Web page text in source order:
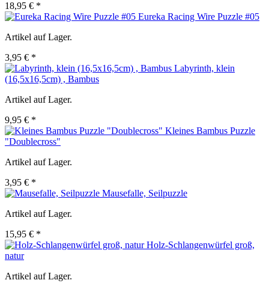
18,95 € *
Eureka Racing Wire Puzzle #05
Artikel auf Lager.
3,95 € *
Labyrinth, klein
(16,5x16,5cm) , Bambus
Artikel auf Lager.
9,95 € *
Kleines Bambus Puzzle
"Doublecross"
Artikel auf Lager.
3,95 € *
Mausefalle, Seilpuzzle
Artikel auf Lager.
15,95 € *
Holz-Schlangenwürfel groß,
natur
Artikel auf Lager.